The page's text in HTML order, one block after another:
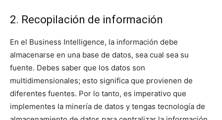
2. Recopilación de información
En el Business Intelligence, la información debe
almacenarse en una base de datos, sea cual sea su
fuente. Debes saber que los datos son
multidimensionales; esto significa que provienen de
diferentes fuentes. Por lo tanto, es imperativo que
implementes la minería de datos y tengas tecnología de